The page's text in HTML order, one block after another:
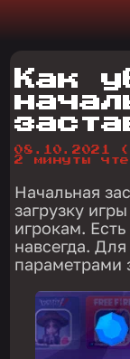
Как
08.10.2021
2 минуты
Начальная
загрузку
игрокам.
навсегда.
параметрами